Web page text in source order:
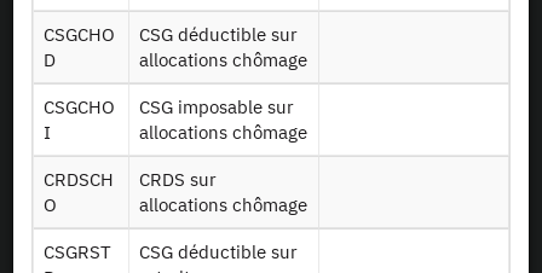
CSGCHO
D
CSG déductible sur
allocations chômage
CSGCHO
I
CSG imposable sur
allocations chômage
CRDSCH
O
CRDS sur
allocations chômage
CSGRST
CSG déductible sur
En tant que simple visiteur, la navigation sur le site du CASD n'installera pas de
cookies.
Le projet Equipex CASD a reçu une aide financée sur le programme
d’Investissements d’Avenir lancé par l’Etat et mis en oeuvre par l’ANR (aide n° ANR-
10-EQPX-17)